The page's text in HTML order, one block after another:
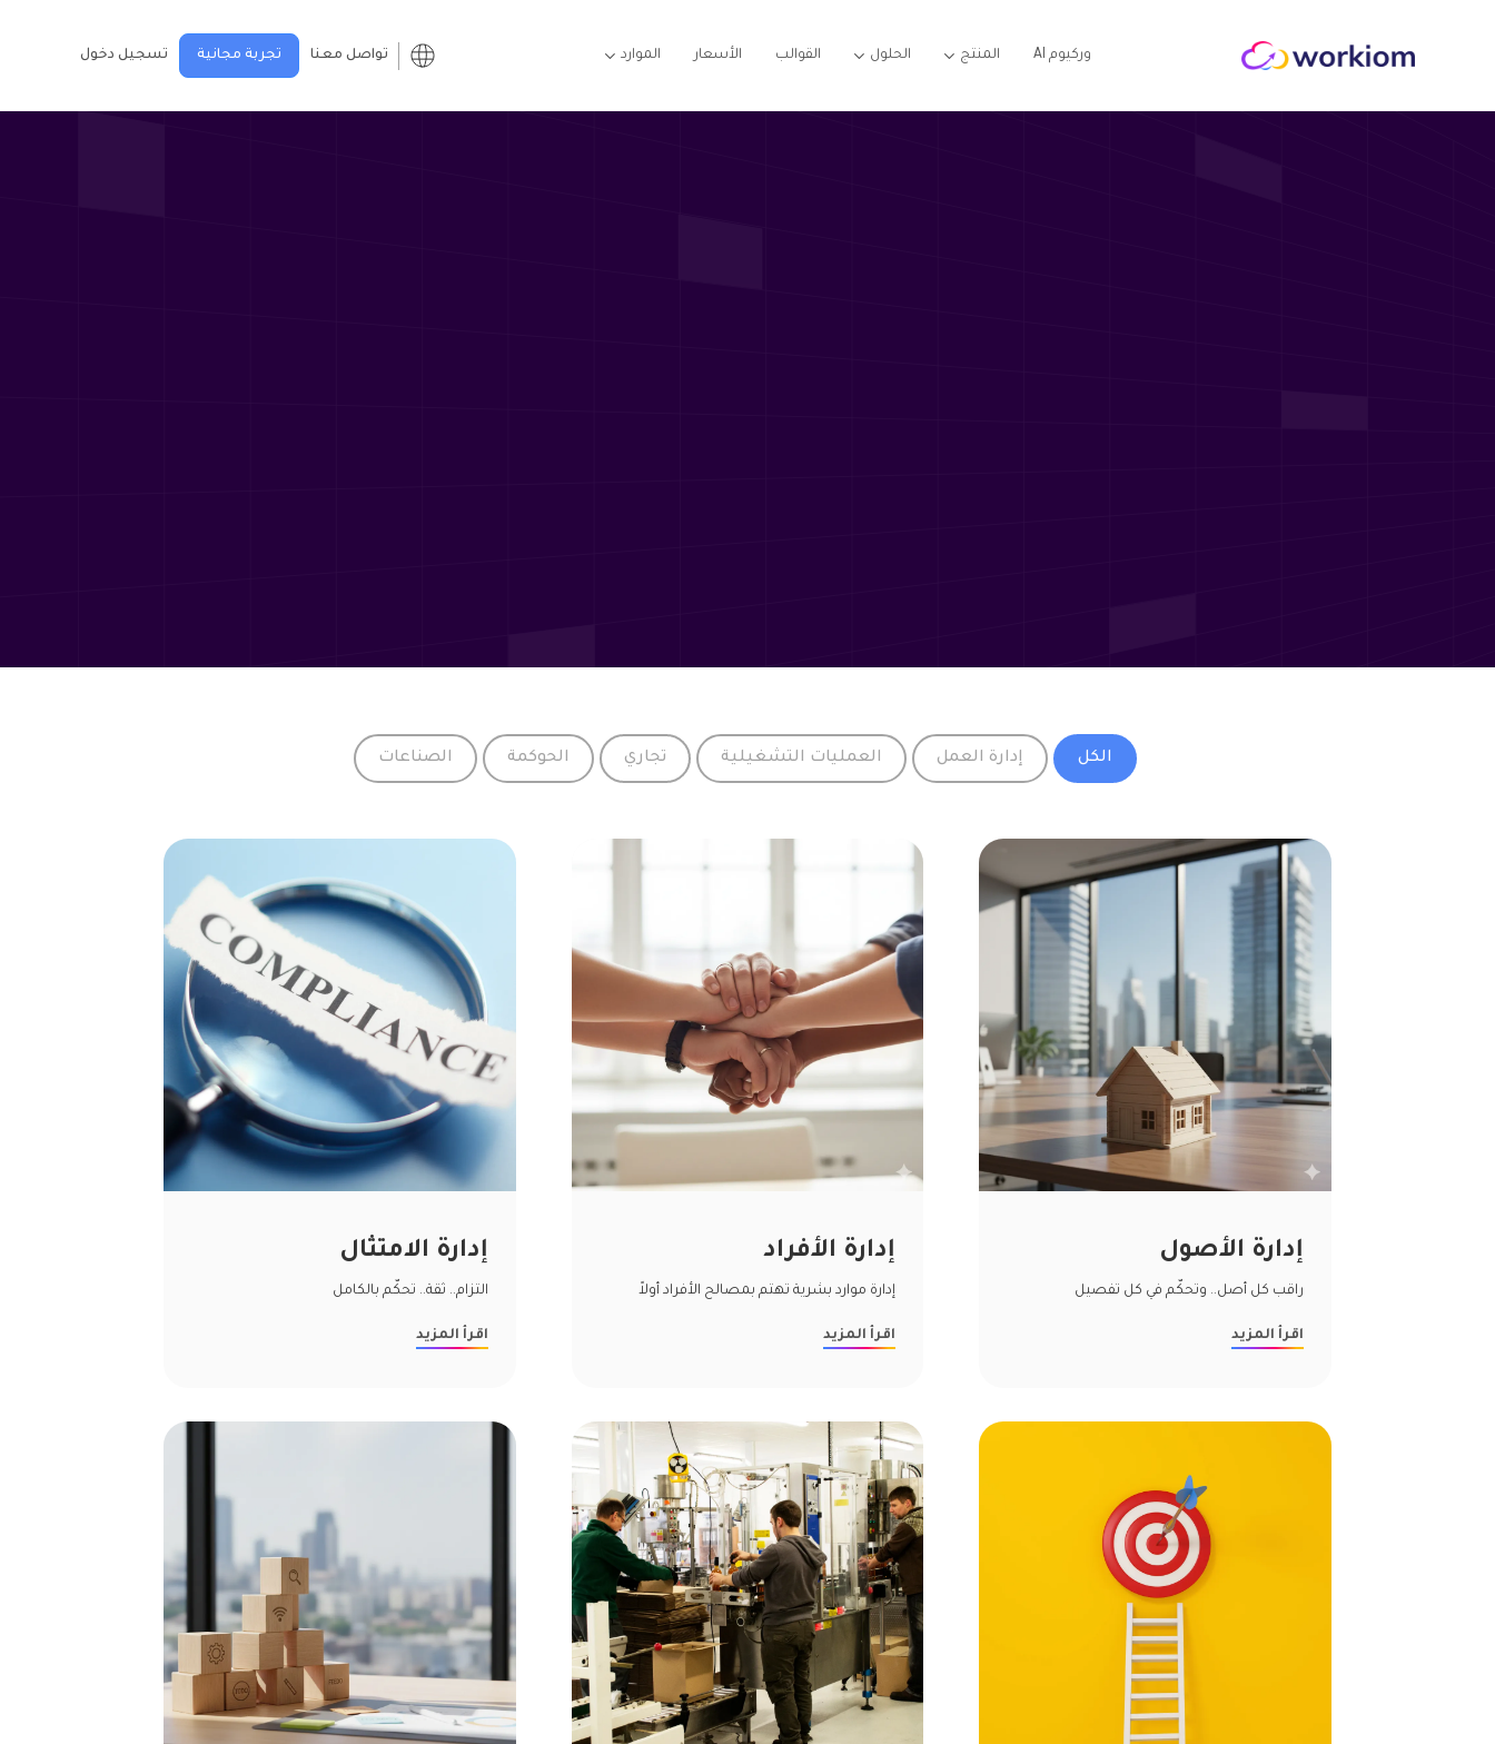
تسجيل دخول تجربة مجانية تواصل معنا  الموارد الأسعار القوالب الحلول   المنتج AI وركيوم
الكل إدارة العمل العمليات التشغيلية تجاري الحوكمة الصناعات
إدارة الأصول
راقب كل أصل.. وتحكّم في كل تفصيل
اقرأ المزيد
إدارة الأفراد
إدارة موارد بشرية تهتم بمصالح الأفراد أولاً
اقرأ المزيد
إدارة الامتثال
التزام.. ثقة.. تحكّم بالكامل
اقرأ المزيد